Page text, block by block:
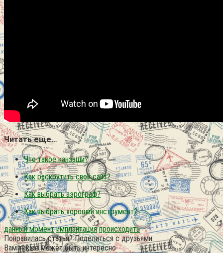
Читать еще…
Что такое канзаши?
Как раскрутить свой сайт?
Как выбрать аэрограф?
Как выбрать хороший инструмент?
данный момент имплантация происходить
Понравилась статья? Поделиться с друзьями:
Вам также может быть интересно